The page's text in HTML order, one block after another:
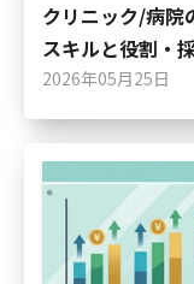
クリニック/病院
スキルと役割・
2026年05月25日